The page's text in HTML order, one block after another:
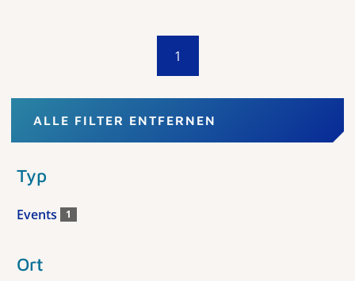
1
ALLE FILTER ENTFERNEN
Typ
Events 1
Ort